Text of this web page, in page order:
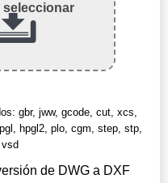
seleccionar
gbr, jww, gcode, cut, xcs,
hpgl2, plo, cgm, step, stp,
vsd
de DWG a DXF